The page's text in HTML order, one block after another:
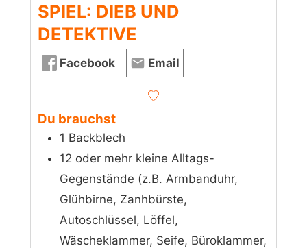
SPIEL: DIEB UND
DETEKTIVE
Facebook Email
Du brauchst
1 Backblech
12 oder mehr kleine Alltags-
Gegenstände (z.B. Armbanduhr,
Glühbirne, Zanhbürste,
Autoschlüssel, Löffel,
Wäscheklammer, Seife, Büroklammer,